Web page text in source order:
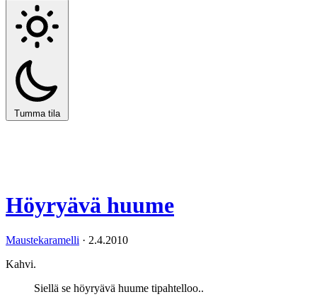
Tumma tila
Höyryävä huume
Maustekaramelli · 2.4.2010
Kahvi.
Siellä se höyryävä huume tipahtelloo..